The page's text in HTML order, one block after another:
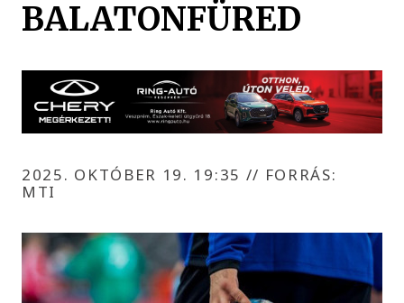
BALATONFÜRED
2025. OKTÓBER 19. 19:35 // FORRÁS:
MTI